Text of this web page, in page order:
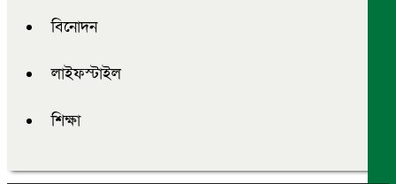
বিনোদন
লাইফস্টাইল
শিক্ষা